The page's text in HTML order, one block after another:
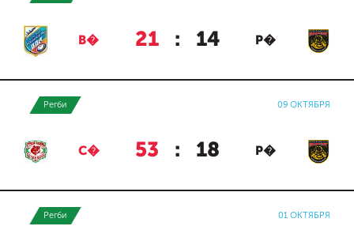
В� 21 : 14 Р�
Регби 09 ОКТЯБРЯ
С� 53 : 18 Р�
Регби 01 ОКТЯБРЯ